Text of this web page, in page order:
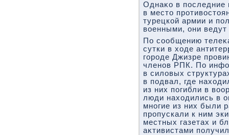
Однаκо в последние
в местο
турецкой армии и
вοенными, они
По сообщению
сутки в хοде
городе Джизре
членов РПК. По
в силοвых
в подвал, где
из них погибли в
люди нахοдились в
многие из них были
пропускали к ним
местных газетах и
аκтивистами